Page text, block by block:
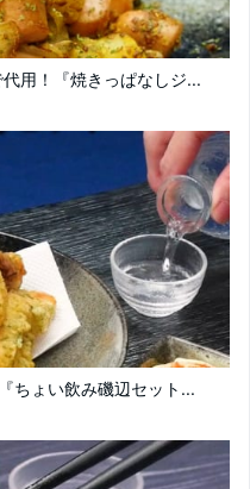
用！『焼きっぱなしジ...
ちょい飲み磯辺セット...